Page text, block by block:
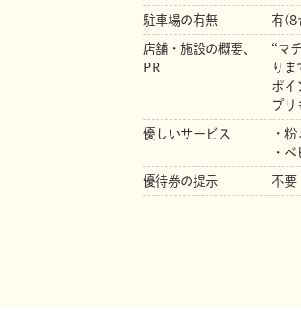
駐車場の有無 有(8
店舗・施設の概要、
PR
“マ
りま
ポイ
プリ
優しいサービス
・
・
優待券の提示 不要